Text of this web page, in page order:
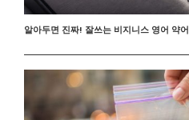
알아두면 진짜! 잘쓰는 비지니스 영어 약어